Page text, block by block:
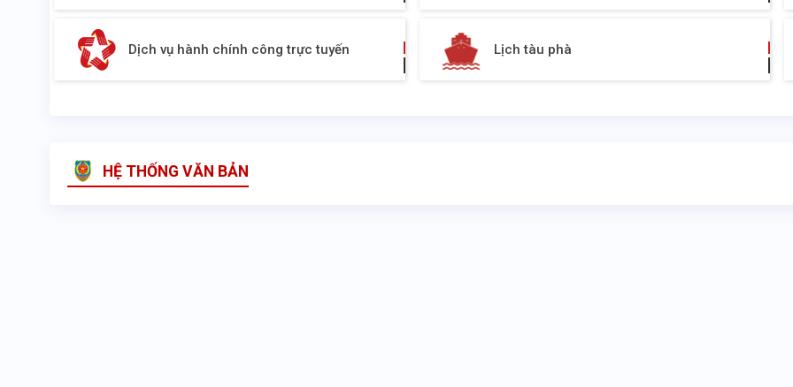
Dịch vụ hành chính công trực tuyến Lịch tàu phà
HỆ THỐNG VĂN BẢN